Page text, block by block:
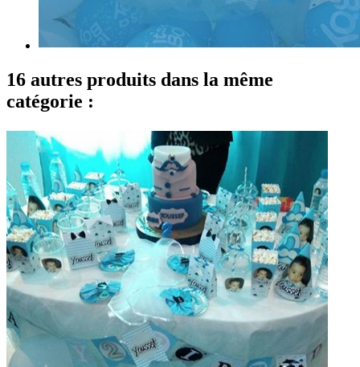
16 autres produits dans la même
catégorie :